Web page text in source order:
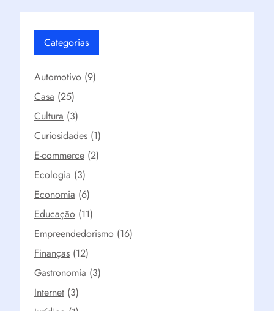
Categorias
Automotivo (9)
Casa (25)
Cultura (3)
Curiosidades (1)
E-commerce (2)
Ecologia (3)
Economia (6)
Educação (11)
Empreendedorismo (16)
Finanças (12)
Gastronomia (3)
Internet (3)